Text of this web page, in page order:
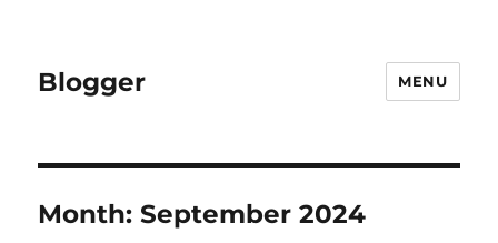
Blogger MENU
Month:September 2024